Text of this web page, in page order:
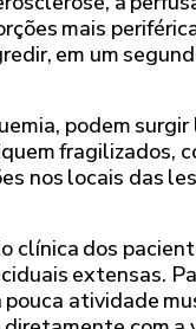
mais
em um
podem
fragilizados,
nos locais das
clínica dos
extensas.
atividade